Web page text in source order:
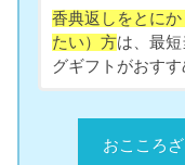
香典返しをとに
たい）方は、最短
グギフトがおすす
おこころ